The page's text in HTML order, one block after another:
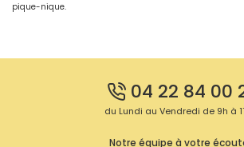
pique-nique.
04 22 84 00
du Lundi au Vendredi de 9h à
Notre équipe à votre